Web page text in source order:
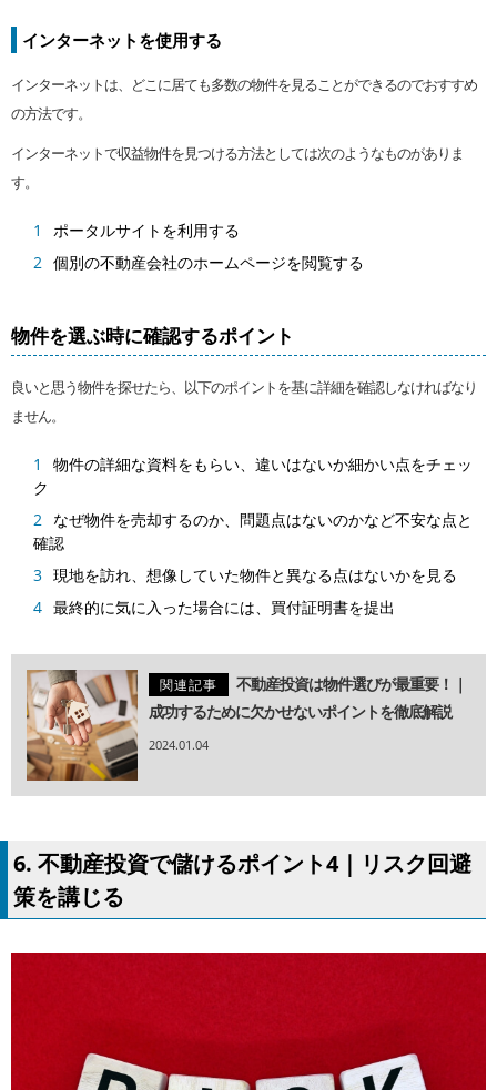
インターネットを使用する
インターネットは、どこに居ても多数の物件を見ることができるのでおすすめ
の方法です。
インターネットで収益物件を見つける方法としては次のようなものがありま
す。
ポータルサイトを利用する
個別の不動産会社のホームページを閲覧する
物件を選ぶ時に確認するポイント
良いと思う物件を探せたら、以下のポイントを基に詳細を確認しなければなり
ません。
物件の詳細な資料をもらい、違いはないか細かい点をチェッ
ク
なぜ物件を売却するのか、問題点はないのかなど不安な点と
確認
現地を訪れ、想像していた物件と異なる点はないかを見る
最終的に気に入った場合には、買付証明書を提出
関連記事
不動産投資は物件選びが最重要！｜
成功するために欠かせないポイントを徹底解説
2024.01.04
6. 不動産投資で儲けるポイント4｜リスク回避
策を講じる